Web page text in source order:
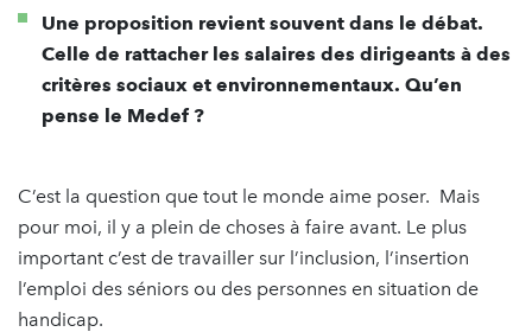
Une proposition revient souvent dans le débat.
Celle de rattacher les salaires des dirigeants à des
critères sociaux et environnementaux. Qu’en
pense le Medef ?
C’est la question que tout le monde aime poser. Mais
pour moi, il y a plein de choses à faire avant. Le plus
important c’est de travailler sur l’inclusion, l’insertion
l’emploi des séniors ou des personnes en situation de
handicap.